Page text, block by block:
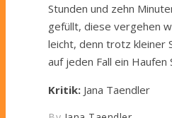
Stunden und zehn
gefüllt, diese vergehen
leicht, denn trotz kleiner
auf jeden Fall ein Haufen
Kritik: Jana Taendler